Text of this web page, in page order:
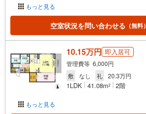
もっと見る
空室状況を問い合わせる （無料）
もっと見る
10.15万円 即入居可
管理費等 6,000円
敷
なし 礼 20.3万円
1LDK 41.08m2 2階